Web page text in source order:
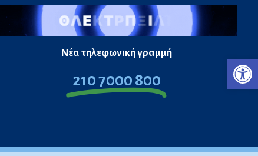
Νέα τηλεφωνική γραμμή
210 7000 800